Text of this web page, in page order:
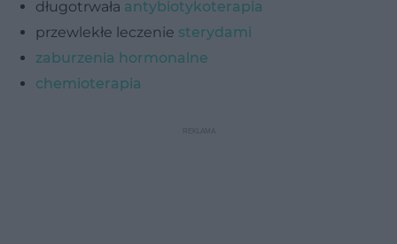
długotrwała antybiotykoterapia
przewlekłe leczenie sterydami
zaburzenia hormonalne
chemioterapia